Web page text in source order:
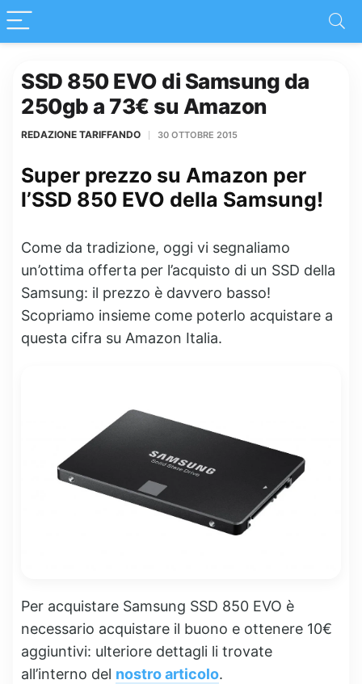
SSD 850 EVO di Samsung da
250gb a 73€ su Amazon
REDAZIONE TARIFFANDO 30 OTTOBRE 2015
Super prezzo su Amazon per
l’SSD 850 EVO della Samsung!
Come da tradizione, oggi vi segnaliamo
un’ottima offerta per l’acquisto di un SSD della
Samsung: il prezzo è davvero basso!
Scopriamo insieme come poterlo acquistare a
questa cifra su Amazon Italia.
Per acquistare Samsung SSD 850 EVO è
necessario acquistare il buono e ottenere 10€
aggiuntivi: ulteriore dettagli li trovate
all’interno del nostro articolo.